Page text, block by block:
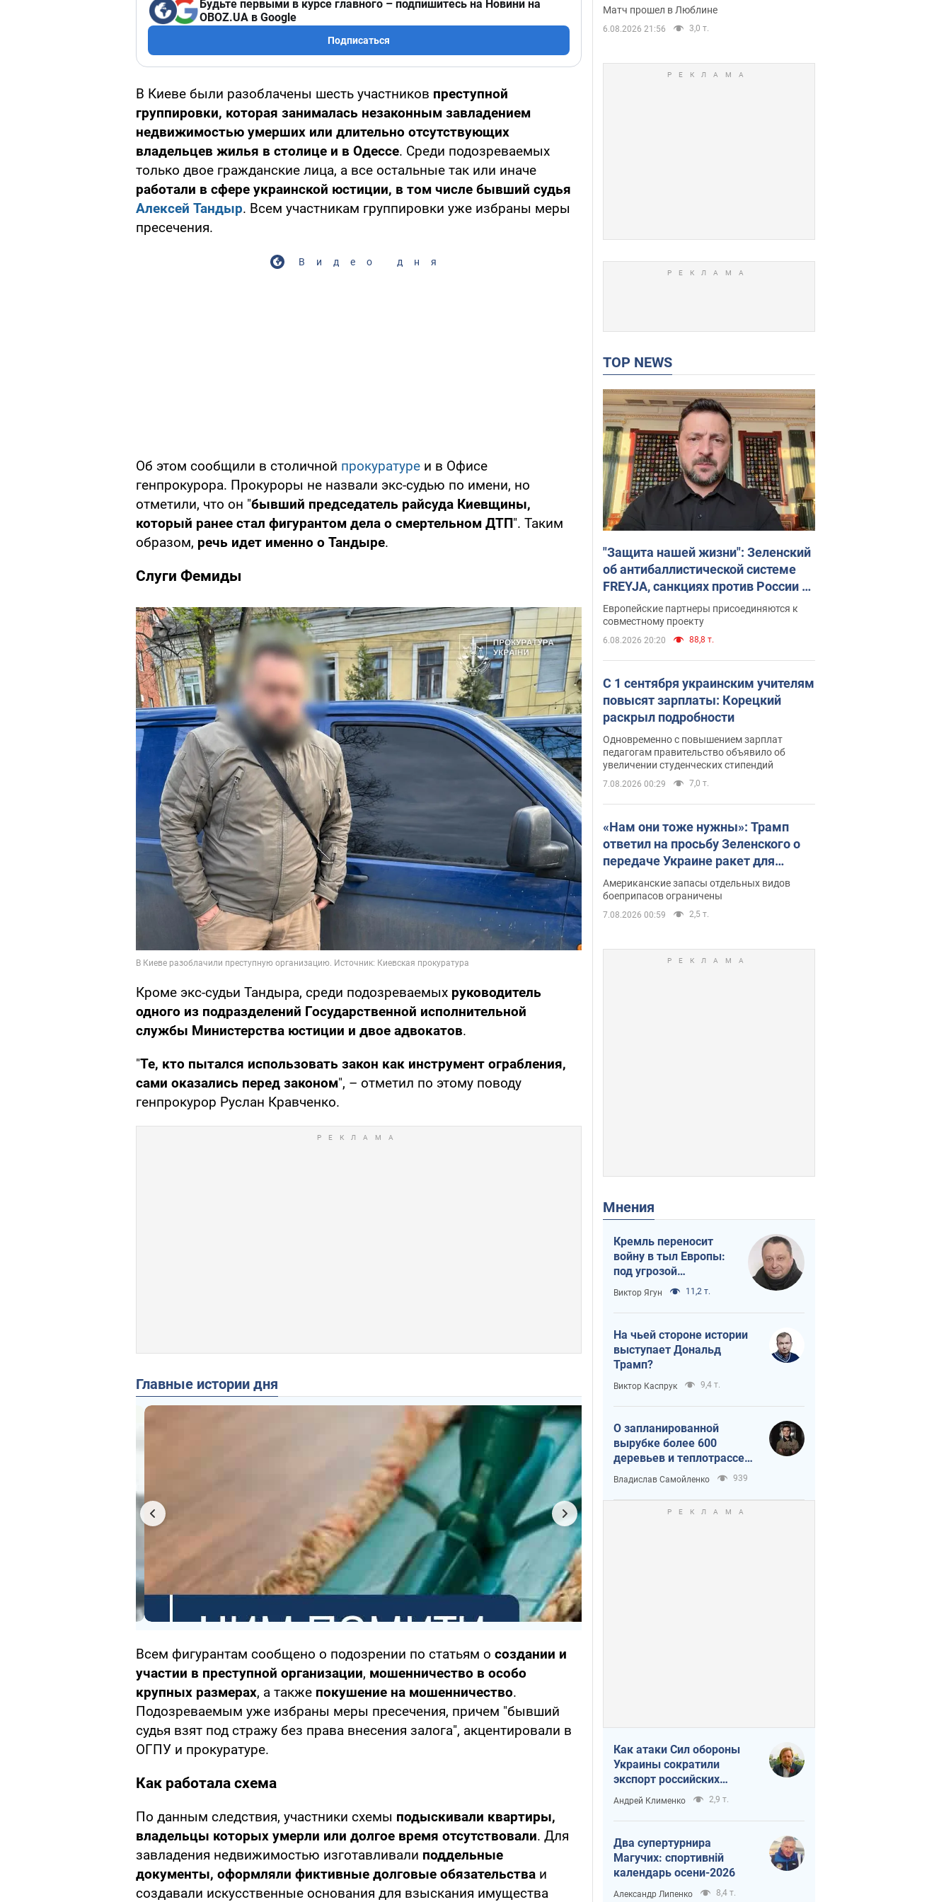
Будьте первыми в курсе главного – подпишитесь на Новини на
OBOZ.UA в Google
Подписаться
В Киеве были разоблачены шесть участников преступной
группировки, которая занималась незаконным завладением
недвижимостью умерших или длительно отсутствующих
владельцев жилья в столице и в Одессе. Среди подозреваемых
только двое гражданские лица, а все остальные так или иначе
работали в сфере украинской юстиции, в том числе бывший судья
Алексей Тандыр. Всем участникам группировки уже избраны меры
пресечения.
Видео дня
Об этом сообщили в столичной прокуратуре и в Офисе
генпрокурора. Прокуроры не назвали экс-судью по имени, но
отметили, что он "бывший председатель райсуда Киевщины,
который ранее стал фигурантом дела о смертельном ДТП". Таким
образом, речь идет именно о Тандыре.
Слуги Фемиды
Кроме экс-судьи Тандыра, среди подозреваемых руководитель
одного из подразделений Государственной исполнительной
службы Министерства юстиции и двое адвокатов.
"Те, кто пытался использовать закон как инструмент ограбления,
сами оказались перед законом", – отметил по этому поводу
генпрокурор Руслан Кравченко.
Главные истории дня
Всем фигурантам сообщено о подозрении по статьям о создании и
участии в преступной организации, мошенничество в особо
крупных размерах, а также покушение на мошенничество.
Подозреваемым уже избраны меры пресечения, причем "бывший
судья взят под стражу без права внесения залога", акцентировали в
ОГПУ и прокуратуре.
Как работала схема
По данным следствия, участники схемы подыскивали квартиры,
владельцы которых умерли или долгое время отсутствовали. Для
завладения недвижимостью изготавливали поддельные
документы, оформляли фиктивные долговые обязательства и
создавали искусственные основания для взыскания имущества
Матч прошел в Люблине
6.08.2026 21:56 3,0 т.
TOP NEWS
"Защита нашей жизни": Зеленский
об антибаллистической системе
FREYJA, санкциях против России и
поддержке аграриев. Видео
Европейские партнеры присоединяются к
совместному проекту
6.08.2026 20:20 88,8 т.
С 1 сентября украинским учителям
повысят зарплаты: Корецкий
раскрыл подробности
Одновременно с повышением зарплат
педагогам правительство объявило об
увеличении студенческих стипендий
7.08.2026 00:29 7,0 т.
«Нам они тоже нужны»: Трамп
ответил на просьбу Зеленского о
передаче Украине ракет для
Patriot
Американские запасы отдельных видов
боеприпасов ограничены
7.08.2026 00:59 2,5 т.
Мнения
Кремль переносит
войну в тыл Европы:
под угрозой
критическая
логистика
Виктор Ягун 11,2 т.
На чьей стороне истории
выступает Дональд
Трамп?
Виктор Каспрук 9,4 т.
О запланированной
вырубке более 600
деревьев и теплотрассе:
что происходит на
Теремках в Киеве
Владислав Самойленко 939
Как атаки Сил обороны
Украины сократили
экспорт российских
нефтепродуктов
Андрей Клименко 2,9 т.
Два супертурнира
Магучих: спортивній
календарь осени-2026
Александр Липенко 8,4 т.